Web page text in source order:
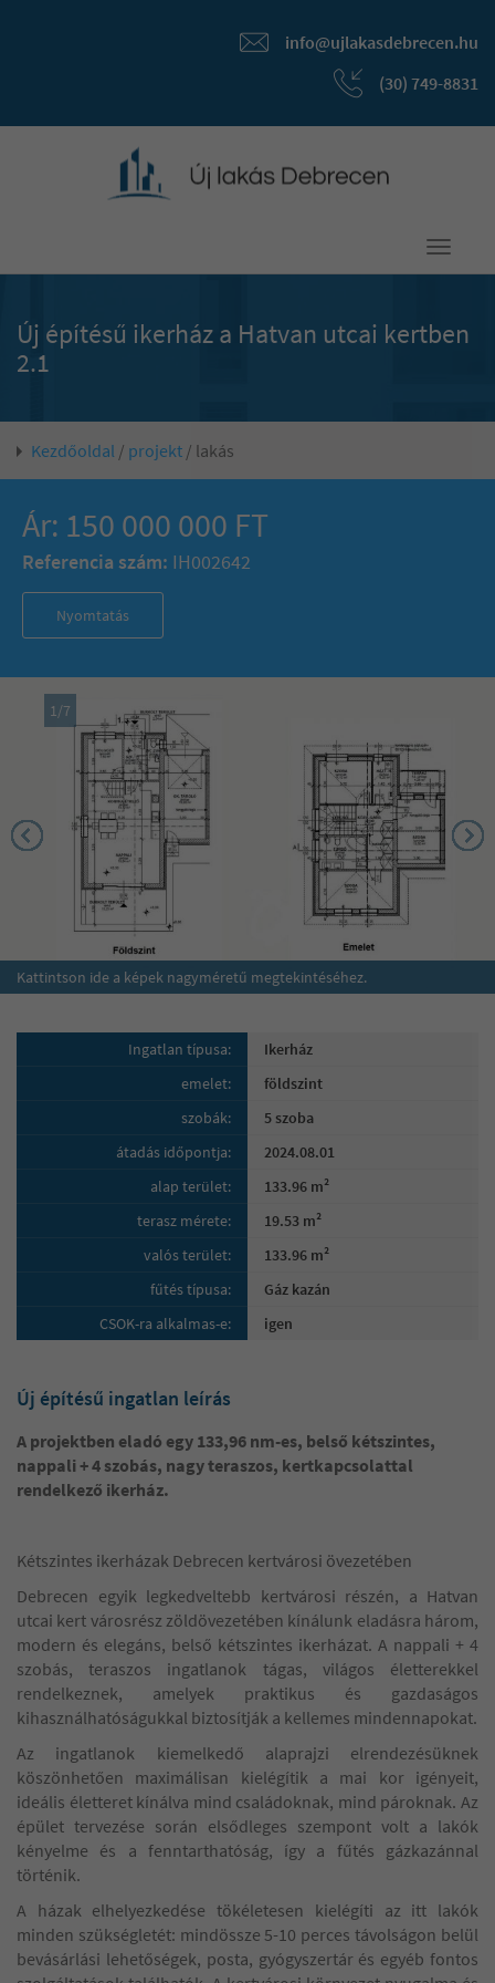
info@ujlakasdebrecen.hu
(30) 749-8831
Toggle
Új építésű ikerház a Hatvan utcai kertben
2.1
Kezdőoldal / projekt / lakás
Ár: 150 000 000 FT
Referencia szám: IH002642
Nyomtatás
1/7
Kattintson ide a képek nagyméretű megtekintéséhez.
Ingatlan típusa:
Ikerház
emelet:
földszint
szobák:
5 szoba
átadás időpontja:
2024.08.01
alap terület:
133.96 m²
terasz mérete:
19.53 m²
valós terület:
133.96 m²
fűtés típusa:
Gáz kazán
CSOK-ra alkalmas-e:
igen
Új építésű ingatlan leírás
A projektben eladó egy 133,96 nm-es, belső kétszintes,
nappali + 4 szobás, nagy teraszos, kertkapcsolattal
rendelkező ikerház.
Kétszintes ikerházak Debrecen kertvárosi övezetében
Debrecen egyik legkedveltebb kertvárosi részén, a Hatvan
utcai kert városrész zöldövezetében kínálunk eladásra három,
modern és elegáns, belső kétszintes ikerházat. A nappali + 4
szobás, teraszos ingatlanok tágas, világos életterekkel
rendelkeznek, amelyek praktikus és gazdaságos
kihasználhatóságukkal biztosítják a kellemes mindennapokat.
Az ingatlanok kiemelkedő alaprajzi elrendezésüknek
köszönhetően maximálisan kielégítik a mai kor igényeit,
ideális életteret kínálva mind családoknak, mind pároknak. Az
épület tervezése során elsődleges szempont volt a lakók
kényelme és a fenntarthatóság, így a fűtés gázkazánnal
történik.
A házak elhelyezkedése tökéletesen kielégíti az itt lakók
minden szükségletét: mindössze 5-10 perces távolságon belül
bevásárlási lehetőségek, posta, gyógyszertár és egyéb fontos